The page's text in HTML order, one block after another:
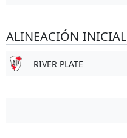
ALINEACIÓN INICIAL
RIVER PLATE